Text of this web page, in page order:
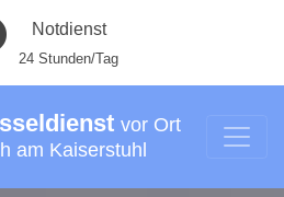
Notdienst
24 Stunden/Tag
vor Ort
am Kaiserstuhl